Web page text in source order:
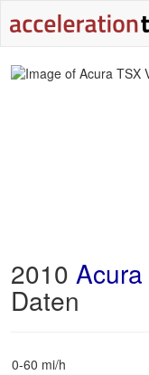
2010 Acura
Daten
0-60 mi/h